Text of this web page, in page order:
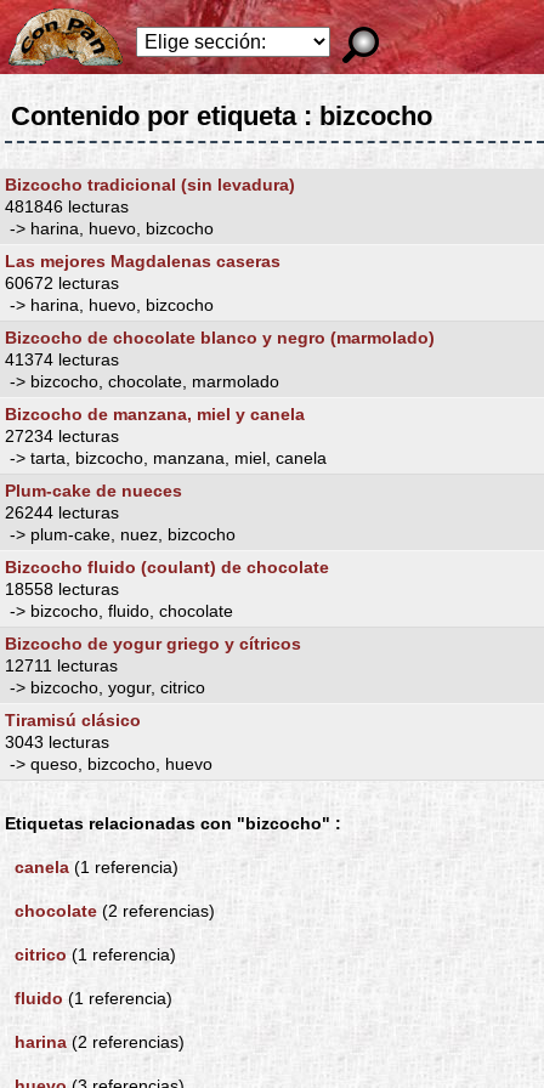
Contenido por etiqueta : bizcocho
Bizcocho tradicional (sin levadura)
481846 lecturas
-> harina, huevo, bizcocho
Las mejores Magdalenas caseras
60672 lecturas
-> harina, huevo, bizcocho
Bizcocho de chocolate blanco y negro (marmolado)
41374 lecturas
-> bizcocho, chocolate, marmolado
Bizcocho de manzana, miel y canela
27234 lecturas
-> tarta, bizcocho, manzana, miel, canela
Plum-cake de nueces
26244 lecturas
-> plum-cake, nuez, bizcocho
Bizcocho fluido (coulant) de chocolate
18558 lecturas
-> bizcocho, fluido, chocolate
Bizcocho de yogur griego y cítricos
12711 lecturas
-> bizcocho, yogur, citrico
Tiramisú clásico
3043 lecturas
-> queso, bizcocho, huevo
Etiquetas relacionadas con "bizcocho" :
canela (1 referencia)
chocolate (2 referencias)
citrico (1 referencia)
fluido (1 referencia)
harina (2 referencias)